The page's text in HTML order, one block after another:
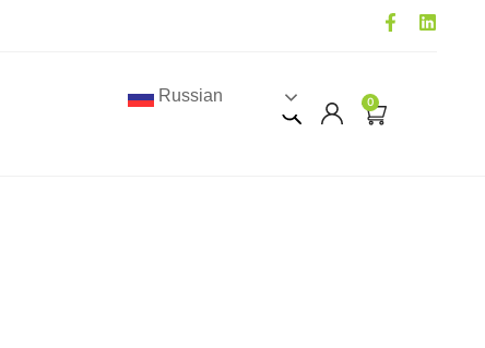
Russian 0